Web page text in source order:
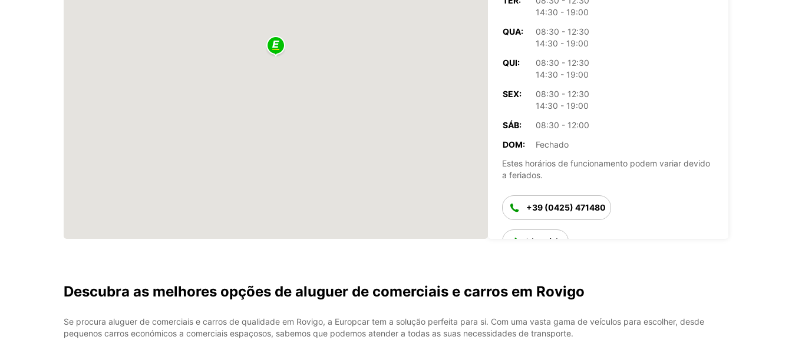
14:30 - 19:00
QUA:
08:30 - 12:30
14:30 - 19:00
QUI:
08:30 - 12:30
14:30 - 19:00
SEX:
08:30 - 12:30
14:30 - 19:00
SÁB:
08:30 - 12:00
DOM:
Fechado
Estes horários de funcionamento podem variar devido
a feriados.
+39 (0425) 471480
Itinerário
Descubra as melhores opções de aluguer de comerciais e carros em Rovigo
Se procura aluguer de comerciais e carros de qualidade em Rovigo, a Europcar tem a solução perfeita para si. Com uma vasta gama de veículos para escolher, desde
pequenos carros económicos a comerciais espaçosos, sabemos que podemos atender a todas as suas necessidades de transporte.